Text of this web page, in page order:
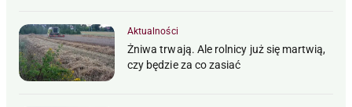
Aktualności
Żniwa trwają. Ale rolnicy już się martwią,
czy będzie za co zasiać